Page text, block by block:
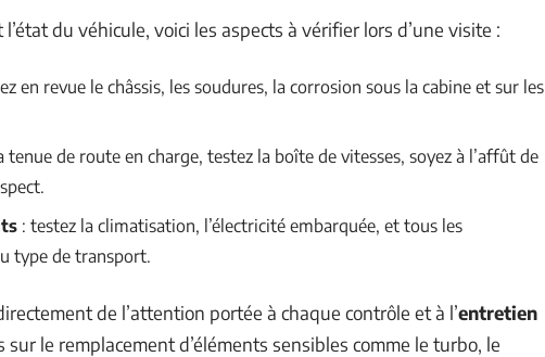
du véhicule, voici les aspects à vérifier lors d’une visite :
en revue le châssis, les soudures, la corrosion sous la cabine et sur les
tenue de route en charge, testez la boîte de vitesses, soyez à l’affût de
: testez la climatisation, l’électricité embarquée, et tous les
type de transport.
de l’attention portée à chaque contrôle et à l’entretien
sur le remplacement d’éléments sensibles comme le turbo, le